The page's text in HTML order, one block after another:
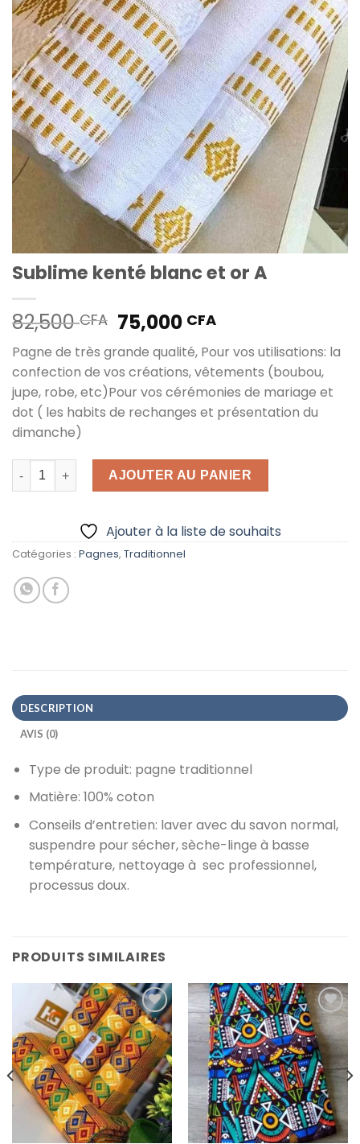
Sublime kenté blanc et or A
82,500CFA Le
prix
initial
était :
82,500 CFA.
75,000 CFALe
actuel
est :
75,000 CFA.
Pagne de très grande qualité, Pour vos utilisations: la
confection de vos créations, vêtements (boubou,
jupe, robe, etc)Pour vos cérémonies de mariage et
dot ( les habits de rechanges et présentation du
dimanche)
quantité de Sublime kenté blanc et or A
AJOUTER AU PANIER
Ajouter à la liste de souhaits
Catégories : Pagnes, Traditionnel
DESCRIPTION
AVIS (0)
Type de produit: pagne traditionnel
Matière: 100% coton
Conseils d’entretien: laver avec du savon normal,
suspendre pour sécher, sèche-linge à basse
température, nettoyage à sec professionnel,
processus doux.
PRODUITS SIMILAIRES
Ajouter à
la liste
de
souhaits
Ajouter à
la liste
de
souhaits